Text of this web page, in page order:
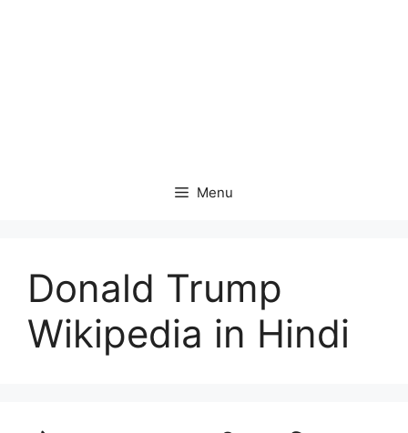
Menu
Donald Trump
Wikipedia in Hindi